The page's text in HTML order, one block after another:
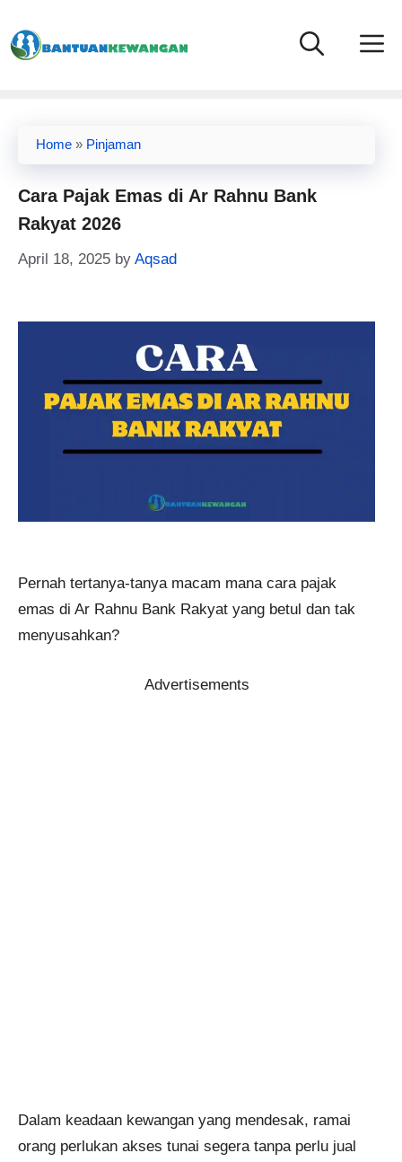
to
content
Home » Pinjaman
Cara Pajak Emas di Ar Rahnu Bank
Rakyat 2026
April 18, 2025 by Aqsad
Pernah tertanya-tanya macam mana cara pajak
emas di Ar Rahnu Bank Rakyat yang betul dan tak
menyusahkan?
Advertisements
Dalam keadaan kewangan yang mendesak, ramai
orang perlukan akses tunai segera tanpa perlu jual